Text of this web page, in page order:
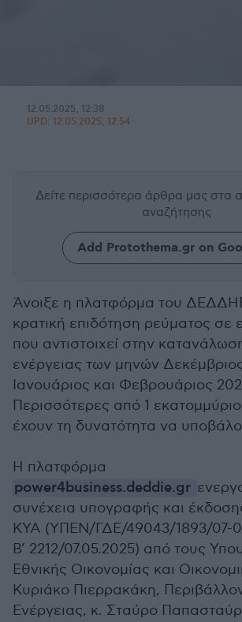
12.05.2025, 12:38
UPD: 12.05.2025, 12:54
Δείτε περισσότερα άρθρα μας στα
αναζήτησης
Add Protothema.gr on
Άνοιξε η πλατφόρμα του
κρατική επιδότηση ρεύματος σε
που αντιστοιχεί στην
ενέργειας των μηνών
Ιανουάριος και Φεβρουάριος
Περισσότερες από 1 εκατομμύριο
έχουν τη δυνατότητα να
Η πλατφόρμα
power4business.deddie.gr
συνέχεια υπογραφής και
ΚΥΑ (ΥΠΕΝ/ΓΔΕ/49043/1893/07-
Β’ 2212/07.05.2025) από τους
Εθνικής Οικονομίας και
Κυριάκο Πιερρακάκη,
Ενέργειας, κ. Σταύρο